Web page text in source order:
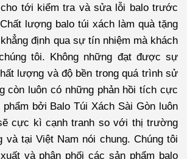
tới kiểm tra và sửa lỗi balo trước
lượng balo túi xách làm quà tặng
định qua sự tín nhiệm mà khách
tôi. Không những đạt được sự
lượng và độ bền trong quá trình sử
còn luôn có những phản hồi tích cực
phẩm bởi Balo Túi Xách Sài Gòn luôn
cực kì cạnh tranh so với thị trường
và tại Việt Nam nói chung. Chúng tôi
và phân phối các sản phẩm balo